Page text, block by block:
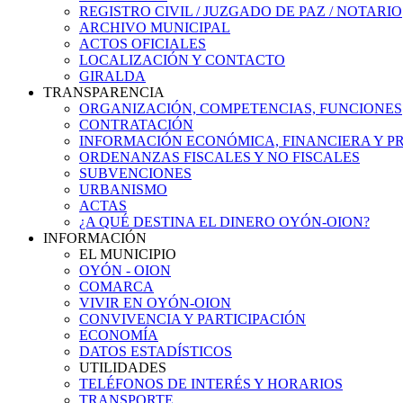
REGISTRO CIVIL / JUZGADO DE PAZ / NOTARIO
ARCHIVO MUNICIPAL
ACTOS OFICIALES
LOCALIZACIÓN Y CONTACTO
GIRALDA
TRANSPARENCIA
ORGANIZACIÓN, COMPETENCIAS, FUNCIONES
CONTRATACIÓN
INFORMACIÓN ECONÓMICA, FINANCIERA Y
ORDENANZAS FISCALES Y NO FISCALES
SUBVENCIONES
URBANISMO
ACTAS
¿A QUÉ DESTINA EL DINERO OYÓN-OION?
INFORMACIÓN
EL MUNICIPIO
OYÓN - OION
COMARCA
VIVIR EN OYÓN-OION
CONVIVENCIA Y PARTICIPACIÓN
ECONOMÍA
DATOS ESTADÍSTICOS
UTILIDADES
TELÉFONOS DE INTERÉS Y HORARIOS
TRANSPORTE